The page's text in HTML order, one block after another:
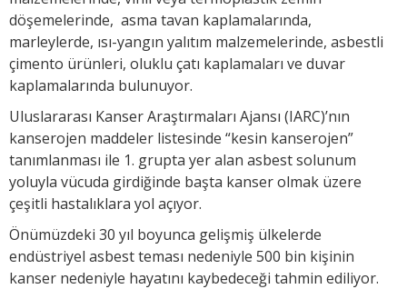
döşemelerinde, asma tavan kaplamalarında,
marleylerde, ısı-yangın yalıtım malzemelerinde, asbestli
çimento ürünleri, oluklu çatı kaplamaları ve duvar
kaplamalarında bulunuyor.
Uluslararası Kanser Araştırmaları Ajansı (IARC)’nın
kanserojen maddeler listesinde “kesin kanserojen”
tanımlanması ile 1. grupta yer alan asbest solunum
yoluyla vücuda girdiğinde başta kanser olmak üzere
çeşitli hastalıklara yol açıyor.
Önümüzdeki 30 yıl boyunca gelişmiş ülkelerde
endüstriyel asbest teması nedeniyle 500 bin kişinin
kanser nedeniyle hayatını kaybedeceği tahmin ediliyor.